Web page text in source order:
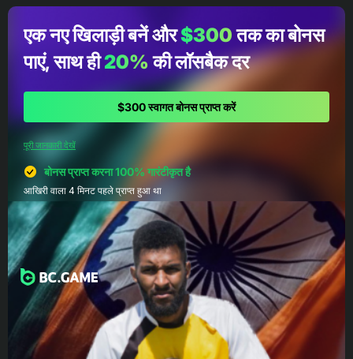
एक नए खिलाड़ी बनें और$300तक का बोनस
पाएं, साथ ही20%की लॉसबैक दर
$300 स्वागत बोनस प्राप्त करें
पूरी जानकारी देखें
बोनस प्राप्त करना 100% गारंटीकृत है
आखिरी वाला 4 मिनट पहले प्राप्त हुआ था